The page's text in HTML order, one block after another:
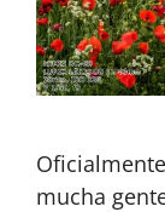
mucha